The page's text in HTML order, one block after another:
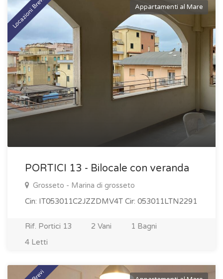
Locazioni Brevi Appartamenti al Mare
PORTICI 13 - Bilocale con veranda
Grosseto - Marina di grosseto
Cin: IT053011C2JZZDMV4T Cir: 053011LTN2291
Rif. Portici 13 2 Vani
1 Bagni
4 Letti